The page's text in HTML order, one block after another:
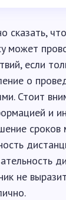
сказать,
может
если
о
Стоит
и
не